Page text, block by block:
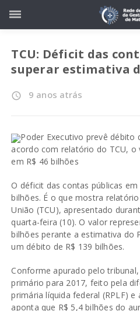
TCU: Déficit das
superar estimativa
access_time 9 anos atrás
Poder Executivo prevê débito
acordo com relatório do TCU, o
em R$ 46 bilhões
O déficit das contas públicas
bilhões. É o que mostra
União (TCU), apresentado
quarta-feira (10). O valor
bilhões perante a estimativa do
um débito de R$ 139 bilhões.
Conforme apurado pelo
primário para 2017, feito pela
primária líquida federal (RPLF)
aponta que R$ 5,4 bilhões do